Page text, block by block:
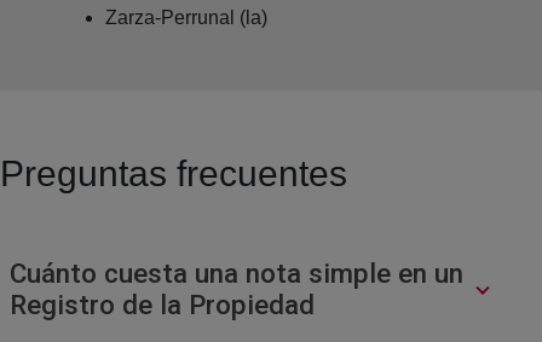
Zarza-Perrunal (la)
Preguntas frecuentes
Cuánto cuesta una nota simple en un
Registro de la Propiedad